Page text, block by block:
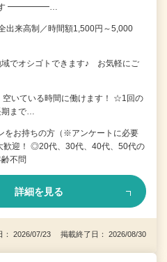
す ━━━━━…
出来高制／時間額1,500円～5,000
域でオシゴトできます♪ お気軽にご
空いている時間に働けます！ ☆1回の
期まで…
をお持ちの方（※アンケートに必要
迎！ ◎20代、30代、40代、50代の
不問
詳細を見る
： 2026/07/23 掲載終了日： 2026/08/30